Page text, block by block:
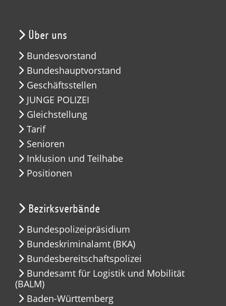
Über uns
Bundesvorstand
Bundeshauptvorstand
Geschäftsstellen
JUNGE POLIZEI
Gleichstellung
Tarif
Senioren
Inklusion und Teilhabe
Positionen
Bezirksverbände
Bundespolizeipräsidium
Bundeskriminalamt (BKA)
Bundesbereitschaftspolizei
Bundesamt für Logistik und Mobilität
(BALM)
Baden-Württemberg